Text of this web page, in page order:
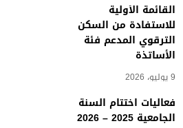
القائمة الأولية
للاستفادة من السكن
الترقوي المدعم فئة
الأساتذة
9 يوليو، 2026
فعاليات اختتام السنة
الجامعية 2025 – 2026